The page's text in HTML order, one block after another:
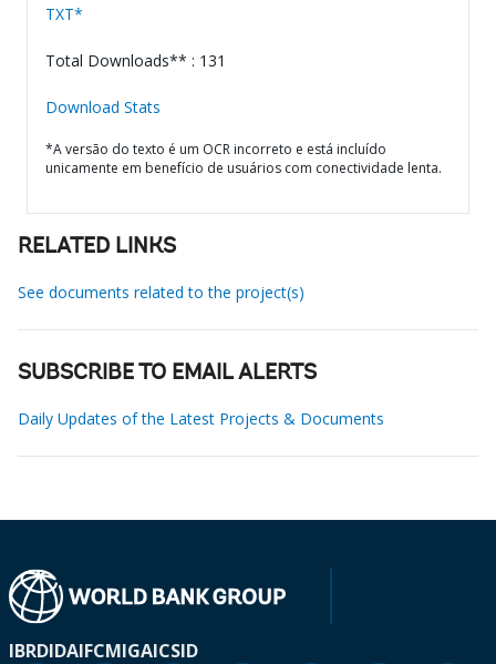
TXT*
Total Downloads** : 131
Download Stats
*A versão do texto é um OCR incorreto e está incluído
unicamente em benefício de usuários com conectividade lenta.
RELATED LINKS
See documents related to the project(s)
SUBSCRIBE TO EMAIL ALERTS
Daily Updates of the Latest Projects & Documents
IBRDIDAIFCMIGAICSID